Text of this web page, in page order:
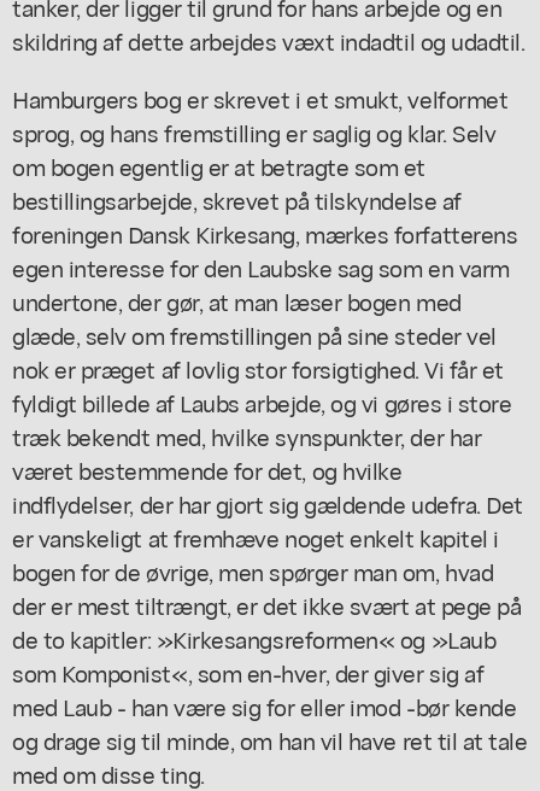
skildring af dette arbejdes væxt indadtil og udadtil.
Hamburgers bog er skrevet i et smukt, velformet
sprog, og hans fremstilling er saglig og klar. Selv
om bogen egentlig er at betragte som et
bestillingsarbejde, skrevet på tilskyndelse af
foreningen Dansk Kirkesang, mærkes forfatterens
egen interesse for den Laubske sag som en varm
undertone, der gør, at man læser bogen med
glæde, selv om fremstillingen på sine steder vel
nok er præget af lovlig stor forsigtighed. Vi får et
fyldigt billede af Laubs arbejde, og vi gøres i store
træk bekendt med, hvilke synspunkter, der har
været bestemmende for det, og hvilke
indflydelser, der har gjort sig gældende udefra. Det
er vanskeligt at fremhæve noget enkelt kapitel i
bogen for de øvrige, men spørger man om, hvad
der er mest tiltrængt, er det ikke svært at pege på
de to kapitler: »Kirkesangsreformen« og »Laub
som Komponist«, som en-hver, der giver sig af
med Laub - han være sig for eller imod -bør kende
og drage sig til minde, om han vil have ret til at tale
med om disse ting.